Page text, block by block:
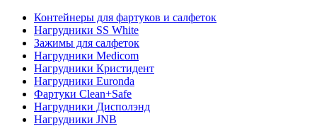
Контейнеры для фартуков и салфеток
Нагрудники SS White
Зажимы для салфеток
Нагрудники Medicom
Нагрудники Кристидент
Нагрудники Euronda
Фартуки Clean+Safe
Нагрудники Дисполэнд
Нагрудники JNB